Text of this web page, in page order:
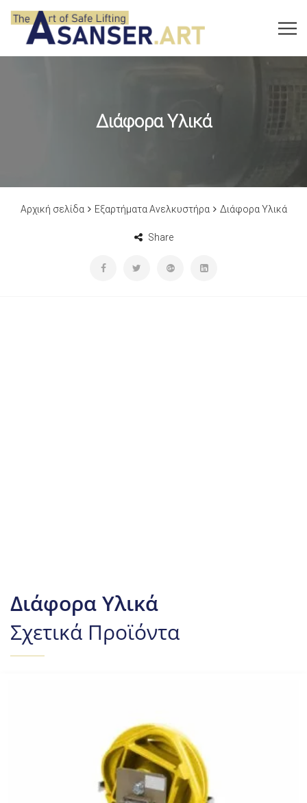
Διάφορα Υλικά
Αρχική σελίδα Εξαρτήματα Ανελκυστήρα Διάφορα Υλικά
Share
Διάφορα Υλικά
Σχετικά Προϊόντα